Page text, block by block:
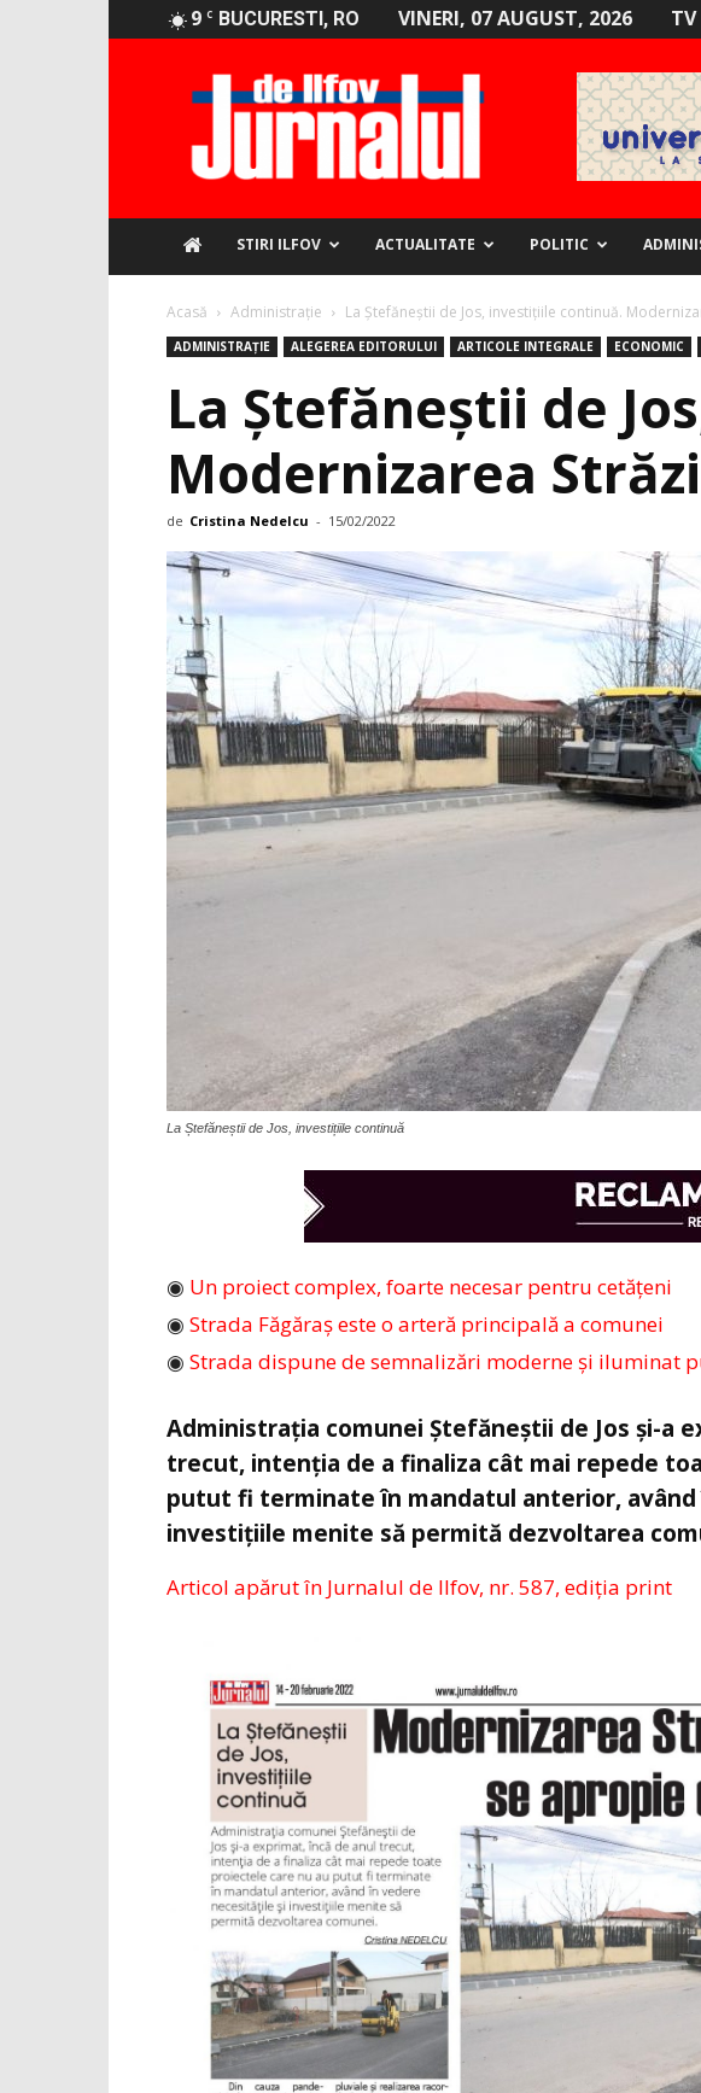
9 C BUCURESTI, RO VINERI, 07 AUGUST, 2026
STIRI ILFOV ACTUALITATE POLITIC
Acasă Administrație La Ștefăneștii de Jos, investițiile continuă.
ADMINISTRAȚIE ALEGEREA EDITORULUI ARTICOLE INTEGRALE ECONOMIC
La Ștefăneștii de
Modernizarea
de Cristina Nedelcu - 15/02/2022
La Ștefăneștii de Jos, investițiile continuă
◉ Un proiect complex, foarte necesar pentru cetățeni
◉ Strada Făgăraș este o arteră principală a comunei
◉ Strada dispune de semnalizări moderne și iluminat
Administrația comunei Ștefăneștii de Jos și-a
trecut, intenția de a finaliza cât mai repede
putut fi terminate în mandatul anterior,
investițiile menite să permită dezvoltarea
Articol apărut în Jurnalul de Ilfov, nr. 587, ediția print